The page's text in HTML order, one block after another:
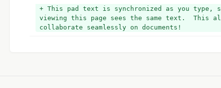
+ This pad text is synchronized as you type,
viewing this page sees the same text.  This
collaborate seamlessly on documents!